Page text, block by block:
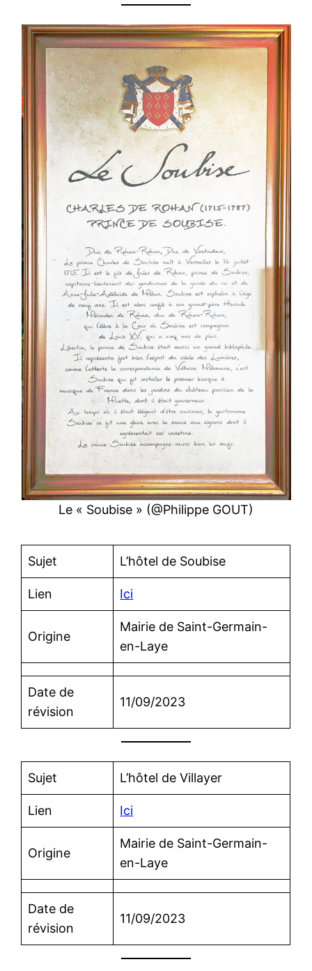
Le « Soubise » (@Philippe GOUT)
Sujet L’hôtel de Soubise
Lien Ici
Origine
Mairie de Saint-Germain-
en-Laye
Date de
révision
11/09/2023
Sujet L’hôtel de Villayer
Lien Ici
Origine
Mairie de Saint-Germain-
en-Laye
Date de
révision
11/09/2023